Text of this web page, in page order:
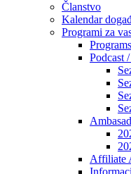
Članstvo
Kalendar
Programi za
Podcast
Affiliate